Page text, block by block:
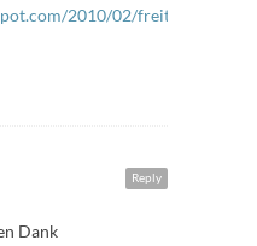
2010/02/freitags-
Reply
Dank